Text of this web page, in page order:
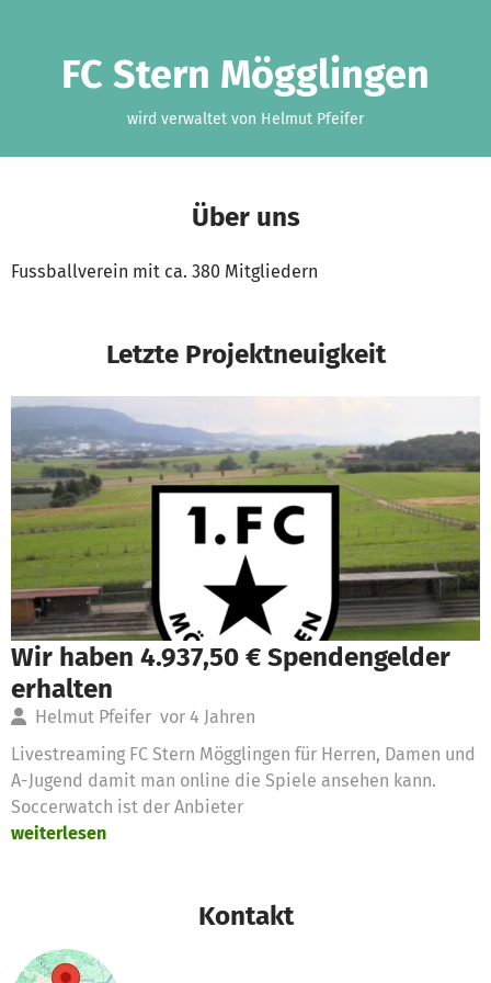
FC Stern Mögglingen
wird verwaltet von Helmut Pfeifer
Über uns
Fussballverein mit ca. 380 Mitgliedern
Letzte Projektneuigkeit
Wir haben 4.937,50 € Spendengelder
erhalten
Helmut Pfeifer vor 4 Jahren
Livestreaming FC Stern Mögglingen für Herren, Damen und
A-Jugend damit man online die Spiele ansehen kann.
Soccerwatch ist der Anbieter
weiterlesen
Kontakt